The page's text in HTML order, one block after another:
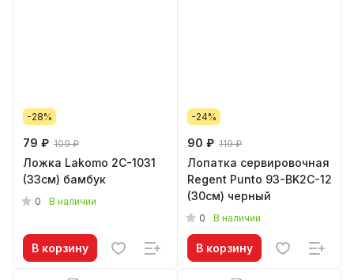
-28%
79 ₽ 109 ₽
Ложка Lakomo 2C-1031
(33см) бамбук
0 В наличии
В корзину
-24%
90 ₽ 119 ₽
Лопатка сервировочная
Regent Punto 93-BK2C-12
(30см) черный
0 В наличии
В корзину